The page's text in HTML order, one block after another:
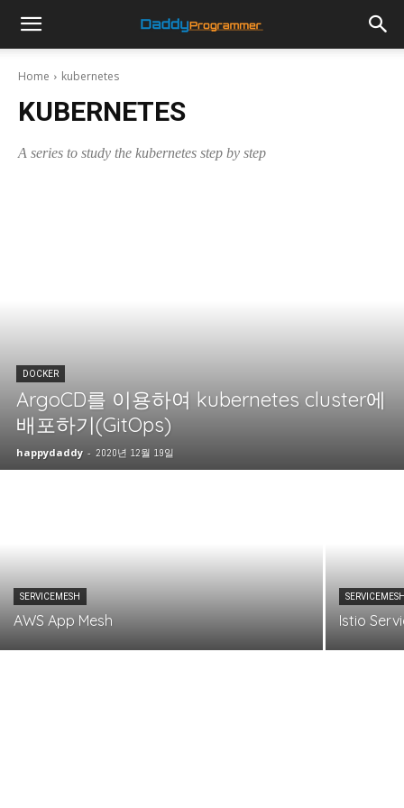
Home kubernetes
KUBERNETES
A series to study the kubernetes step by step
DOCKER
ArgoCD를 이용하여 kubernetes cluster에
배포하기(GitOps)
happydaddy - 2020년 12월 19일
SERVICEMESH
AWS App Mesh Istio